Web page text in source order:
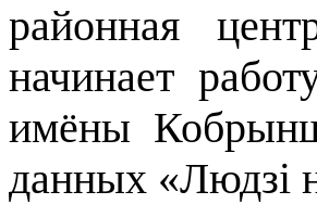
районная
начинает
имёны
данных «Людзі